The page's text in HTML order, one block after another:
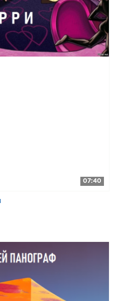
07:40